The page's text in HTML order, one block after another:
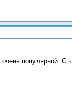
популярной. С